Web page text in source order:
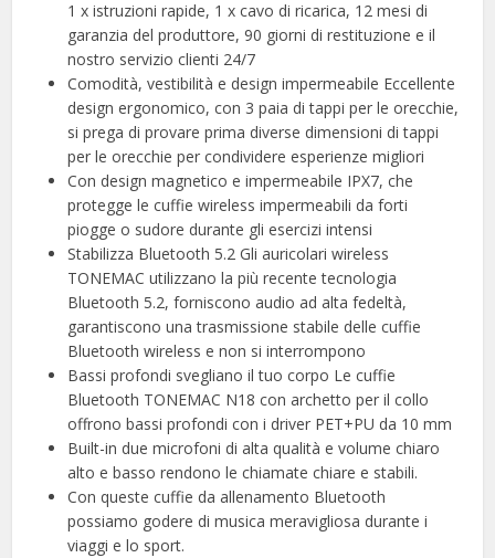
1 x istruzioni rapide, 1 x cavo di ricarica, 12 mesi di
garanzia del produttore, 90 giorni di restituzione e il
nostro servizio clienti 24/7
Comodità, vestibilità e design impermeabile Eccellente
design ergonomico, con 3 paia di tappi per le orecchie,
si prega di provare prima diverse dimensioni di tappi
per le orecchie per condividere esperienze migliori
Con design magnetico e impermeabile IPX7, che
protegge le cuffie wireless impermeabili da forti
piogge o sudore durante gli esercizi intensi
Stabilizza Bluetooth 5.2 Gli auricolari wireless
TONEMAC utilizzano la più recente tecnologia
Bluetooth 5.2, forniscono audio ad alta fedeltà,
garantiscono una trasmissione stabile delle cuffie
Bluetooth wireless e non si interrompono
Bassi profondi svegliano il tuo corpo Le cuffie
Bluetooth TONEMAC N18 con archetto per il collo
offrono bassi profondi con i driver PET+PU da 10 mm
Built-in due microfoni di alta qualità e volume chiaro
alto e basso rendono le chiamate chiare e stabili.
Con queste cuffie da allenamento Bluetooth
possiamo godere di musica meravigliosa durante i
viaggi e lo sport.